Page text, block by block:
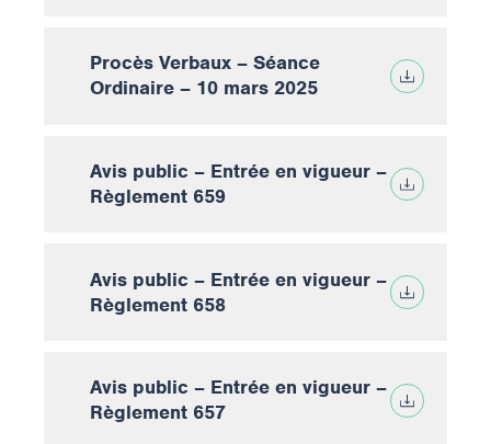
Procès Verbaux – Séance
Ordinaire – 10 mars 2025
Avis public – Entrée en vigueur –
Règlement 659
Avis public – Entrée en vigueur –
Règlement 658
Avis public – Entrée en vigueur –
Règlement 657